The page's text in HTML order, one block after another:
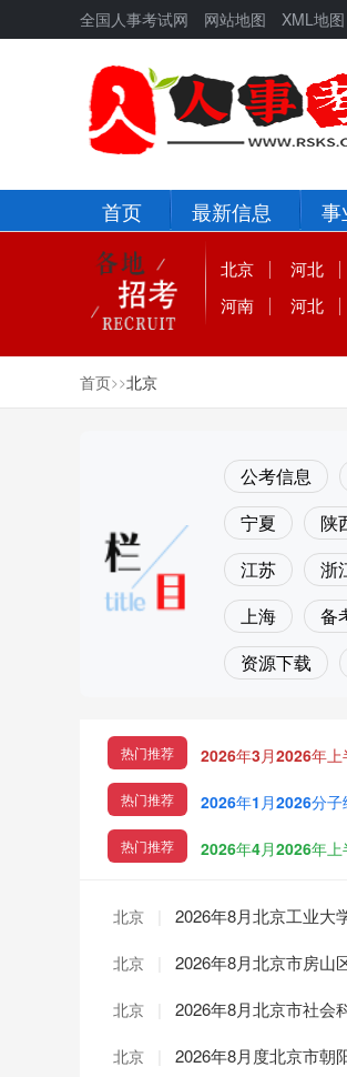
全国人事考试网 网站地图 XML地图
首页 最新信息 事
北京 河北
河南
河北
首页>>北京
公考信息
宁夏
陕
江苏
浙
上海
备
资源下载
热门推荐 2026年3月2026年上
热门推荐 2026年1月2026分
热门推荐 2026年4月2026年上
北京 2026年8月北京工业大
北京 2026年8月北京市房山
北京 2026年8月北京市社会
北京 2026年8月度北京市朝